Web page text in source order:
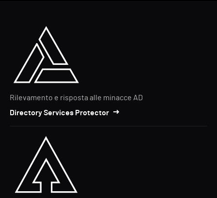
Rilevamento e risposta alle minacce AD
Directory Services Protector